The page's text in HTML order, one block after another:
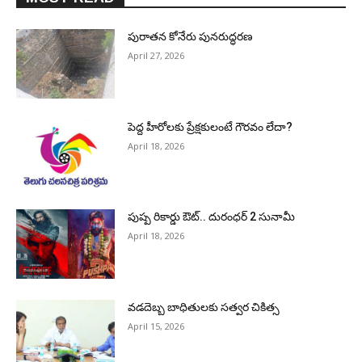
పురాత‌న కోనేరు పున‌రుద్ధ‌ర‌ణ
April 27, 2026
పెద్ద హీరోల‌కు ప్రేక్ష‌కులంటే గౌర‌వం లేదా?
April 18, 2026
పుష్ప రికార్డు ఔట్‌.. దురంధ‌ర్ 2 సునామీ
April 18, 2026
వడదెబ్బ బాధితులకు సత్వర చికిత్స
April 15, 2026